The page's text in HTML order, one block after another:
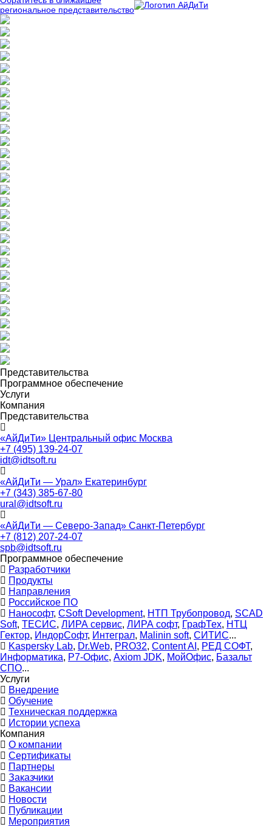
региональное представительство
Представительства
Программное обеспечение
Услуги
Компания
Представительства
«АйДиТи» Центральный офис Москва
+7 (495) 139-24-07
idt@idtsoft.ru
«АйДиТи — Урал» Екатеринбург
+7 (343) 385-67-80
ural@idtsoft.ru
«АйДиТи — Северо-Запад» Санкт-Петербург
+7 (812) 207-24-07
spb@idtsoft.ru
Программное обеспечение
Разработчики
Продукты
Направления
Российское ПО
Нанософт, CSoft Development, НТП Трубопровод, SCAD
Soft, ТЕСИС, ЛИРА сервис, ЛИРА софт, ГрафТех, НТЦ
Гектор, ИндорСофт, Интеграл, Malinin soft, СИТИС...
Kaspersky Lab, Dr.Web, PRO32, Content AI , РЕД СОФТ,
Информатика, Р7-Офис, Axiom JDK, МойОфис, Базальт
СПО...
Услуги
Внедрение
Обучение
Техническая поддержка
Истории успеха
Компания
О компании
Сертификаты
Партнеры
Заказчики
Вакансии
Новости
Публикации
Мероприятия